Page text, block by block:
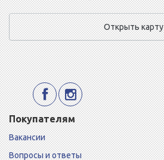
Открыть карту
Покупателям
Вакансии
Вопросы и ответы